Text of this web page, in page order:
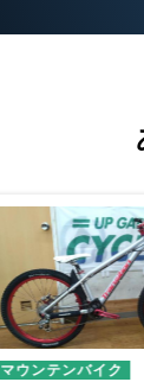
マウンテンバイク